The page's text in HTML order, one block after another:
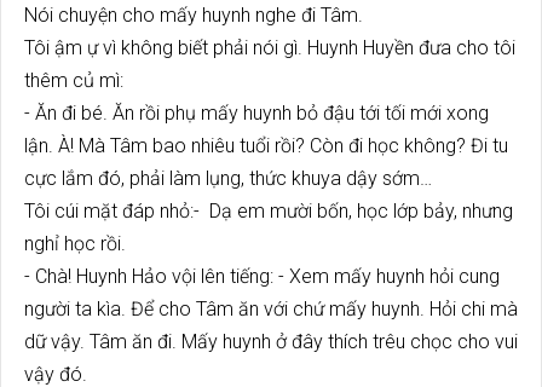
Nói chuyện cho mấy huynh nghe đi Tâm.
Tôi ậm ự vì không biết phải nói gì. Huynh Huyền đưa cho tôi
thêm củ mì:
- Ăn đi bé. Ăn rồi phụ mấy huynh bỏ đậu tới tối mới xong
lận. À! Mà Tâm bao nhiêu tuổi rồi? Còn đi học không? Đi tu
cực lắm đó, phải làm lụng, thức khuya dậy sớm…
Tôi cúi mặt đáp nhỏ:- Dạ em mười bốn, học lớp bảy, nhưng
nghỉ học rồi.
- Chà! Huynh Hảo vội lên tiếng: - Xem mấy huynh hỏi cung
người ta kìa. Để cho Tâm ăn với chứ mấy huynh. Hỏi chi mà
dữ vậy. Tâm ăn đi. Mấy huynh ở đây thích trêu chọc cho vui
vậy đó.